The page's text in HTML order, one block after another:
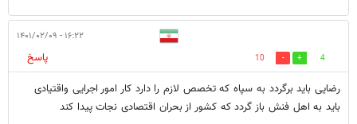
۱۶:۲۲ - ۱۴۰۱/۰۲/۰۹
4
10
پاسخ
رضایی باید برگردد به سپاه که تخصص لازم را دارد کار امور اجرایی واقتیادی
باید به اهل فنش باز گردد که کشور از بحران اقتصادی نجات پیدا کند